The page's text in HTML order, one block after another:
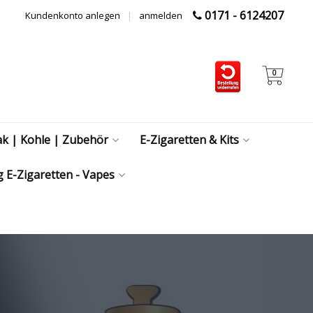
0171 - 6124207
anmelden
|
Kundenkonto anlegen
0
| Kohle | Zubehör E-Zigaretten & Kits
E-Zigaretten - Vapes